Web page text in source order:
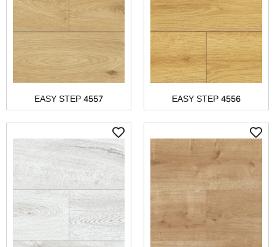
EASY STEP 4556
EASY STEP 4557